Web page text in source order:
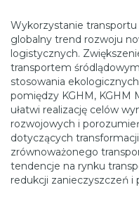
Wykorzystanie
globalny trend rozwoju
logistycznych.
transportem
stosowania
pomiędzy KGHM, KGHM
ułatwi realizację celów
rozwojowych i
dotyczących
zrównoważonego
tendencje na rynku
redukcji zanieczyszczeń i